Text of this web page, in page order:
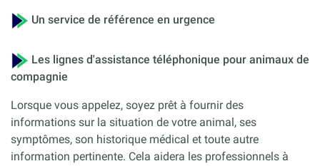
Un service de référence en urgence
Les lignes d'assistance téléphonique pour animaux de
compagnie
Lorsque vous appelez, soyez prêt à fournir des
informations sur la situation de votre animal, ses
symptômes, son historique médical et toute autre
information pertinente. Cela aidera les professionnels à